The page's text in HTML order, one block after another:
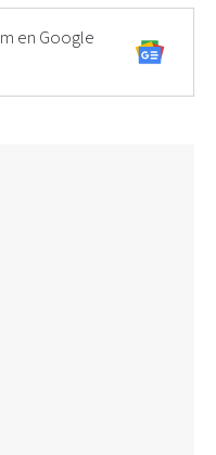
en Google